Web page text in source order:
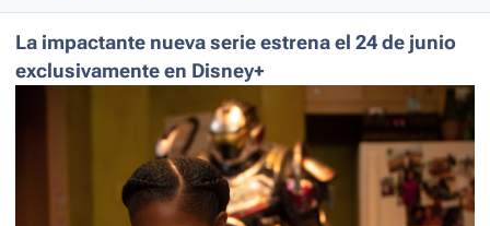
La impactante nueva serie estrena el 24 de junio
exclusivamente en Disney+